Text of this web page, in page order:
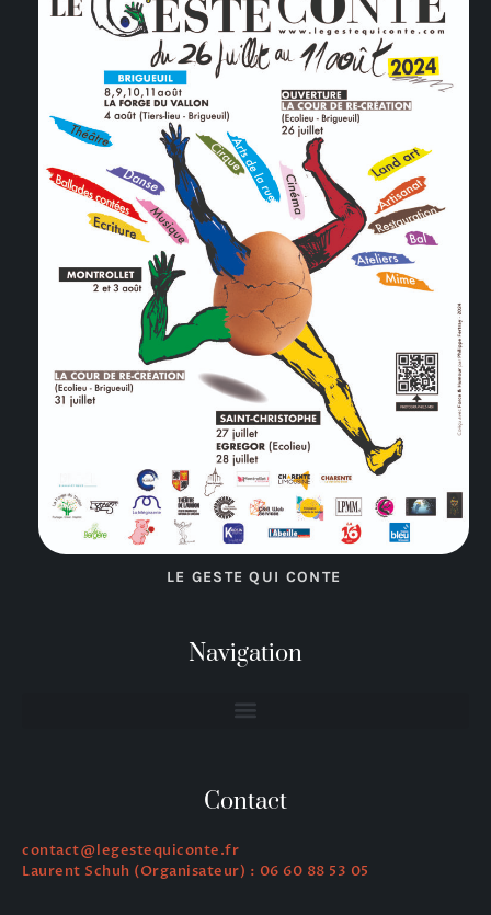
LE GESTE QUI CONTE
Navigation
Contact
contact@legestequiconte.fr
Laurent Schuh (Organisateur) : 06 60 88 53 05